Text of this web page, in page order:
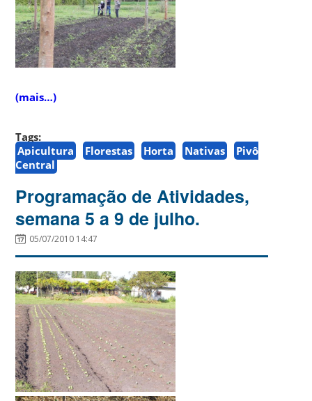
(mais…)
Tags:
Apicultura
Florestas Horta Nativas
Pivô
Central
Programação de Atividades,
semana 5 a 9 de julho.
05/07/2010 14:47